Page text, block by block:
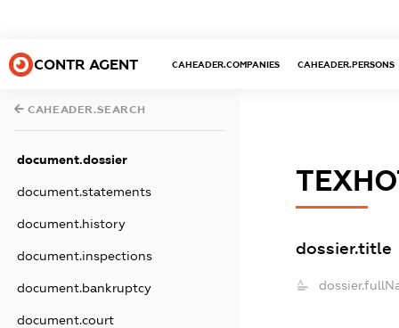
CONTR AGENT CAHEADER.COMPANIES CAHEADER.PERSONS
CAHEADER.SEARCH
document.dossier
document.statements
document.history
document.inspections
document.bankruptcy
document.court
dossier.title